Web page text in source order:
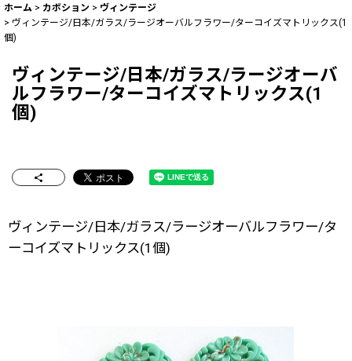
ホーム > カボション > ヴィンテージ
> ヴィンテージ/日本/ガラス/ラージオーバルフラワー/ターコイズマトリックス(1
個)
ヴィンテージ/日本/ガラス/ラージオーバ
ルフラワー/ターコイズマトリックス(1
個)
ヴィンテージ/日本/ガラス/ラージオーバルフラワー/タ
ーコイズマトリックス(1個)